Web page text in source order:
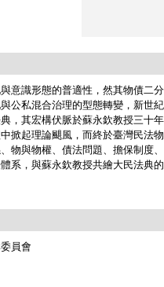
識形態的普適性，然其物債二
公私混合治理的型態轉變，新世
，其宏構伏脈於蘇永欽教授三十
掀起理論颶風，而終於臺灣民法
物與物權、債法問題、擔保制度
系，與蘇永欽教授共繪大民法典的
員會